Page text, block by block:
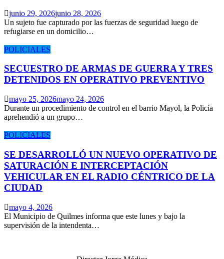
junio 29, 2026junio 28, 2026
Un sujeto fue capturado por las fuerzas de seguridad luego de
refugiarse en un domicilio…
POLICIALES
SECUESTRO DE ARMAS DE GUERRA Y TRES
DETENIDOS EN OPERATIVO PREVENTIVO
mayo 25, 2026mayo 24, 2026
Durante un procedimiento de control en el barrio Mayol, la Policía
aprehendió a un grupo…
POLICIALES
SE DESARROLLÓ UN NUEVO OPERATIVO DE
SATURACIÓN E INTERCEPTACIÓN
VEHICULAR EN EL RADIO CÉNTRICO DE LA
CIUDAD
mayo 4, 2026
El Municipio de Quilmes informa que este lunes y bajo la
supervisión de la intendenta…